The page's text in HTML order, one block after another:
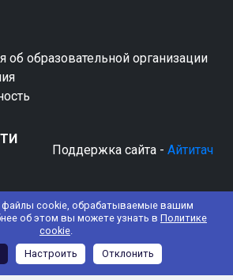
файлы cookie, обрабатываемые вашим
об этом вы можете узнать в Политике
cookie.
Настроить Отклонить
об образовательной организации
Поддержка сайта - Айтитач
детства "Лада"